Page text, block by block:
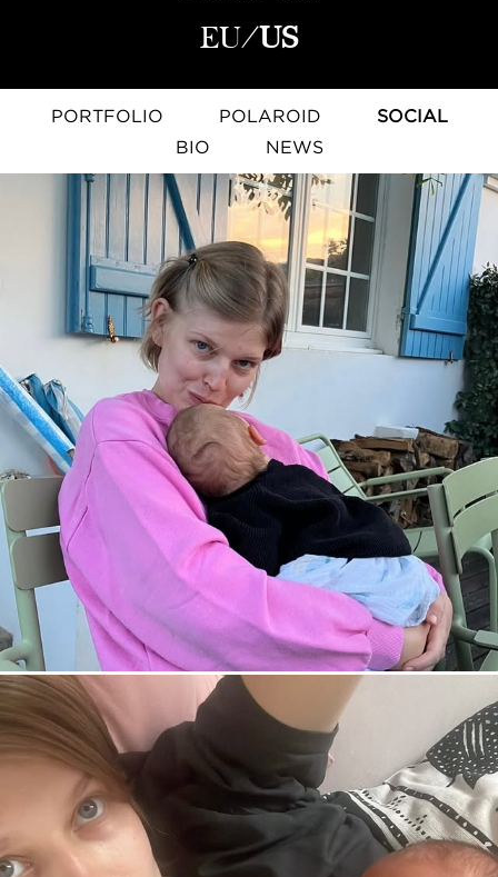
EU/US
PORTFOLIO POLAROID
SOCIAL
BIO
NEWS